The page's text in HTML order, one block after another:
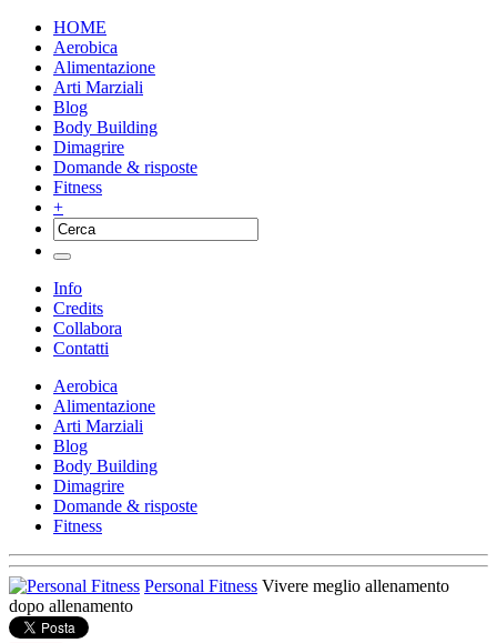
HOME
Aerobica
Alimentazione
Arti Marziali
Blog
Body Building
Dimagrire
Domande & risposte
Fitness
+
Info
Credits
Collabora
Contatti
Aerobica
Alimentazione
Arti Marziali
Blog
Body Building
Dimagrire
Domande & risposte
Fitness
Personal Fitness Vivere meglio allenamento
dopo allenamento